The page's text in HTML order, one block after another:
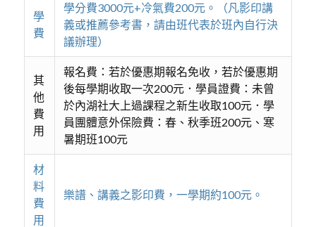
學
費
學分費3000元+冷氣費200元。（凡影印講
義或推薦參考書，請由班代表於班內自行決
議辦理）
其
他
費
用
報名費：若於優惠期報名免收，若於優惠期
後每學期收取一次200元．學員證費：未曾
於內湖社大上過課程之新生收取100元．學
員團體意外保險費：春、秋季班200元、寒
暑期班100元
材
料
費
用
樂譜、講義之影印費，一學期約100元。